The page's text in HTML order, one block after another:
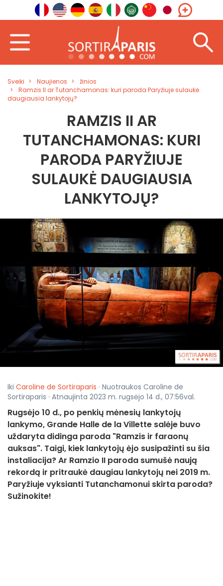
Sveiki Naujienos
žinios
Ramzis II ar Tutanchamonas: kuri paroda Paryžiuje sulaukė
daugiausia lankytojų?
RAMZIS II AR
TUTANCHAMONAS: KURI
PARODA PARYŽIUJE
SULAUKĖ DAUGIAUSIA
LANKYTOJŲ?
Iki Caroline de Sortiraparis · Nuotraukos Caroline de
Sortiraparis · Atnaujinta 2023 m. rugsėjo 14 d., 07:56val.
Rugsėjo 10 d., po penkių mėnesių lankytojų
lankymo, Grande Halle de la Villette salėje buvo
uždaryta didinga paroda "Ramzis ir faraonų
auksas". Taigi, kiek lankytojų ėjo susipažinti su šia
instaliacija? Ar Ramzio II paroda sumušė naują
rekordą ir pritraukė daugiau lankytojų nei 2019 m.
Paryžiuje vyksianti Tutanchamonui skirta paroda?
Sužinokite!